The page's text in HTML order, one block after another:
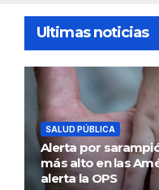
Ultimas noticias
SALUD PÚBLICA
Alerta por
más alto en las
alerta la OPS